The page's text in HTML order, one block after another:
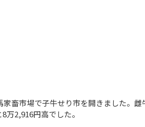
家畜市場で子牛せり市を開きました。
8万2,916円高でした。